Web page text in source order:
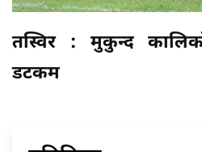
तस्विर : मुकुन्द
डटकम